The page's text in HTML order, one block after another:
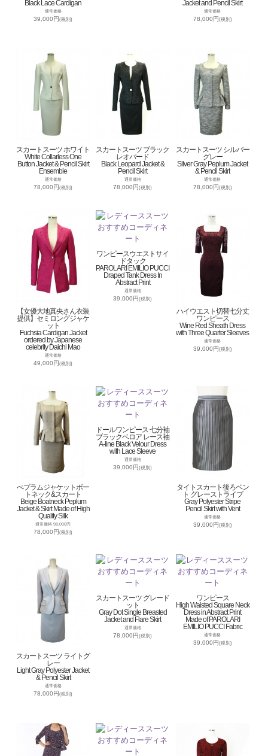
Black Lace Cardigan
通常価格
39,000円(税別)
Jacket and Pencil Skirt
通常価格
78,000円(税別)
スカートスーツ ホワイト
White Collarless One
Button Jacket & Pencil Skirt
Ensemble
通常価格
78,000円(税別)
スカートスーツ ブラック
レオパード
Black Leopard Jacket &
Pencil Skirt
通常価格
78,000円(税別)
スカートスーツ シルバー
グレー
Silver Gray Peplum Jacket
& Pencil Skirt
通常価格
78,000円(税別)
【女優大地真央さん衣装
提供】セミロングジャケ
ット
Fuchsia Cardigan Jacket
ordered by Japanese
celebrity Daichi Mao
通常価格
49,000円(税別)
ワンピースウエストサイ
ドタック
PAROLARI EMILIO PUCCI
Draped Tank Dress In
Abstract Print
通常価格
39,000円(税別)
ハイウエスト切替七分丈
ワンピース
Wine Red Sheath Dress
with Three Quarter Sleeves
通常価格
39,000円(税別)
ぺプラムジャケットボー
トネック&スカート
Beige Boatneck Peplum
Jacket & Skirt Made of High
Quality Silk
通常価格 98,000円
78,000円(税別)
ドールワンピース 七分袖
ブラックベロア レース袖
A-line Black Velour Dress
with Lace Sleeve
通常価格
39,000円(税別)
タイトスカート後ろベン
ト グレーストライプ
Gray Polyester Stripe
Pencil Skirt with Vent
通常価格
39,000円(税別)
スカートスーツ ライトグ
レー
Light Gray Polyester Jacket
& Pencil Skirt
通常価格
78,000円(税別)
スカートスーツ グレード
ット
Gray Dot Single Breasted
Jacket and Flare Skirt
通常価格
78,000円(税別)
ワンピース
High Waisted Square Neck
Dress in Abstract Print
Made of PAROLARI
EMILIO PUCCI Fabric
通常価格
39,000円(税別)